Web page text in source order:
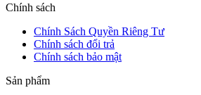
Chính sách
Chính Sách Quyền Riêng Tư
Chính sách đổi trả
Chính sách bảo mật
Sản phẩm